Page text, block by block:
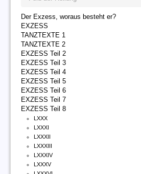
Der Exzess, woraus besteht er?
EXZESS
TANZTEXTE 1
TANZTEXTE 2
EXZESS Teil 2
EXZESS Teil 3
EXZESS Teil 4
EXZESS Teil 5
EXZESS Teil 6
EXZESS Teil 7
EXZESS Teil 8
LXXX
LXXXI
LXXXII
LXXXIII
LXXXIV
LXXXV